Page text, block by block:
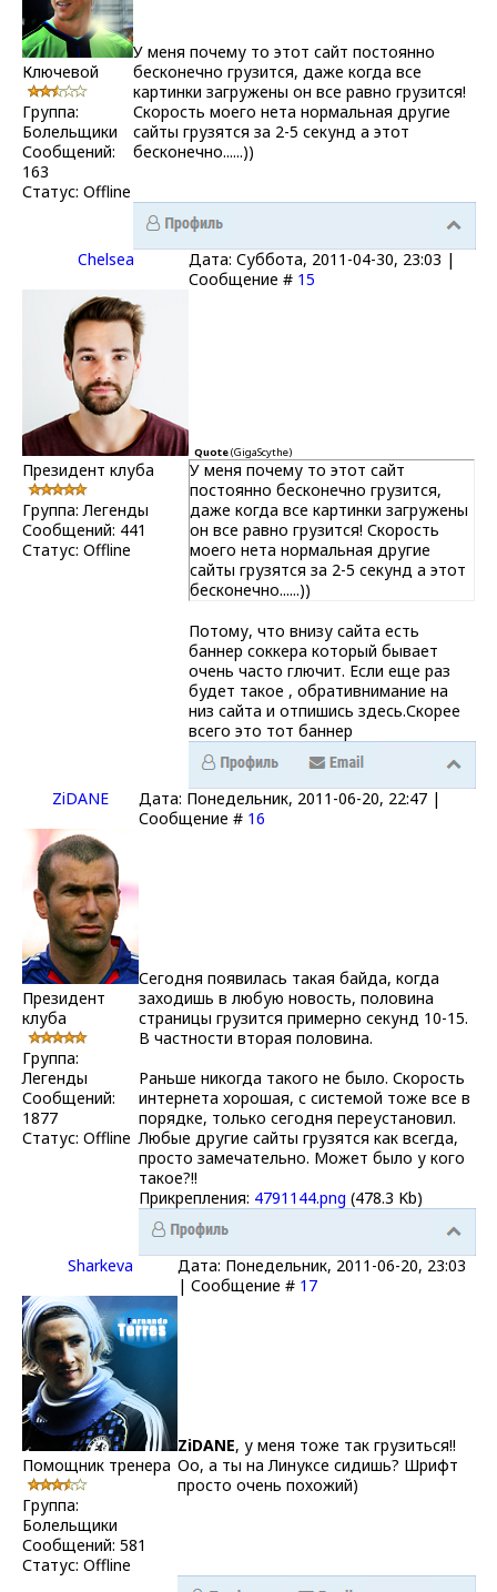
Ключевой
Группа:
Болельщики
Сообщений:
163
Статус: Offline
У меня почему то этот сайт постоянно
бесконечно грузится, даже когда все
картинки загружены он все равно грузится!
Скорость моего нета нормальная другие
сайты грузятся за 2-5 секунд а этот
бесконечно......))
Chelsea
Дата: Суббота, 2011-04-30, 23:03 |
Сообщение # 15
Президент клуба
Группа: Легенды
Сообщений: 441
Статус: Offline
Quote(GigaScythe)
У меня почему то этот сайт
постоянно бесконечно грузится,
даже когда все картинки загружены
он все равно грузится! Скорость
моего нета нормальная другие
сайты грузятся за 2-5 секунд а этот
бесконечно......))
Потому, что внизу сайта есть
баннер соккера который бывает
очень часто глючит. Если еще раз
будет такое , обративнимание на
низ сайта и отпишись здесь.Скорее
всего это тот баннер
ZiDANE
Дата: Понедельник, 2011-06-20, 22:47 |
Сообщение # 16
Президент
клуба
Группа:
Легенды
Сообщений:
1877
Статус: Offline
Сегодня появилась такая байда, когда
заходишь в любую новость, половина
страницы грузится примерно секунд 10-15.
В частности вторая половина.
Раньше никогда такого не было. Скорость
интернета хорошая, с системой тоже все в
порядке, только сегодня переустановил.
Любые другие сайты грузятся как всегда,
просто замечательно. Может было у кого
такое?!!
Прикрепления: 4791144.png (478.3 Kb)
Sharkeva
Дата: Понедельник, 2011-06-20, 23:03
| Сообщение # 17
Помощник тренера
Группа:
Болельщики
Сообщений: 581
Статус: Offline
ZiDANE, у меня тоже так грузиться!!
Оо, а ты на Линуксе сидишь? Шрифт
просто очень похожий)